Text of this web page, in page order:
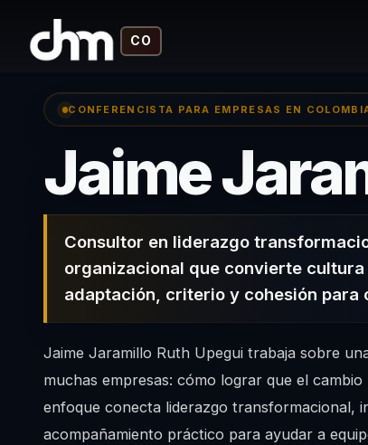
CO
CONFERENCISTA PARA EMPRESAS EN
Jaime
Consultor en liderazgo
organizacional que convierte
adaptación, criterio y cohesión para
Jaime Jaramillo Ruth Upegui trabaja sobre
muchas empresas: cómo lograr que el
enfoque conecta liderazgo transformacional,
acompañamiento práctico para ayudar a